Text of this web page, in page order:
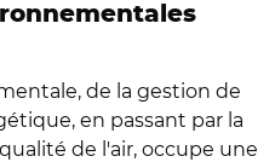
de la gestion de
en passant par la
de l'air, occupe une